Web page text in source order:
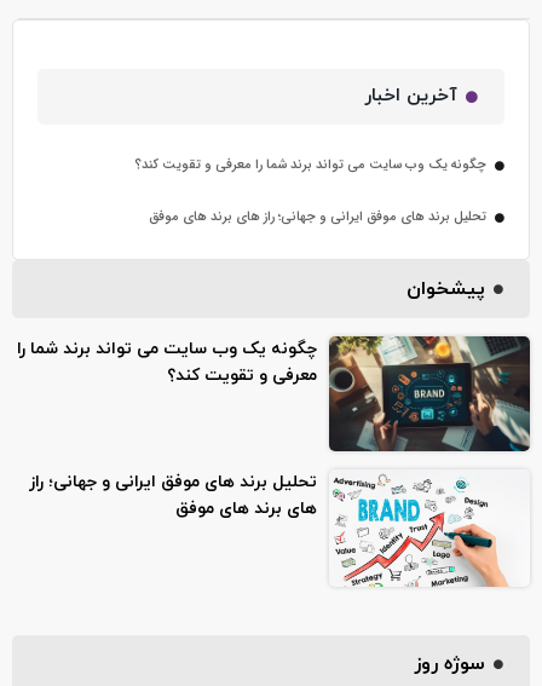
آخرین اخبار
چگونه یک وب سایت می تواند برند شما را معرفی و تقویت کند؟
تحلیل برند های موفق ایرانی و جهانی؛ راز های برند های موفق
پیشخوان
چگونه یک وب سایت می تواند برند شما را
معرفی و تقویت کند؟
تحلیل برند های موفق ایرانی و جهانی؛ راز
های برند های موفق
سوژه روز